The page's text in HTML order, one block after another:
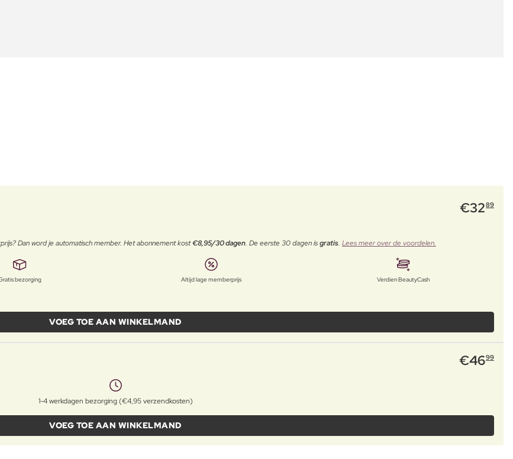
€3289
Dan word je automatisch member. Het abonnement kost€8,95/30 dagen. De eerste 30 dagen isgratis. Lees meer over de voordelen.
bezorging Altijd lage memberprijs Verdien BeautyCash
VOEG TOE AAN WINKELMAND
€4699
1-4 werkdagen bezorging (€4,95 verzendkosten)
VOEG TOE AAN WINKELMAND